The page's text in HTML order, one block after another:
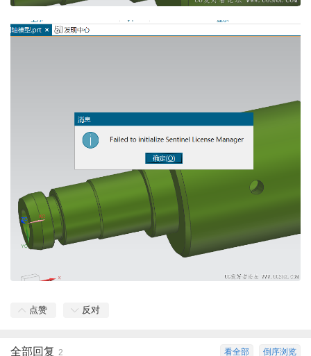
点赞 反对
倒序浏览
看全部
全部回复 2